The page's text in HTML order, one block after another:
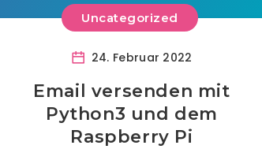
Uncategorized
24. Februar 2022
Email versenden mit
Python3 und dem
Raspberry Pi